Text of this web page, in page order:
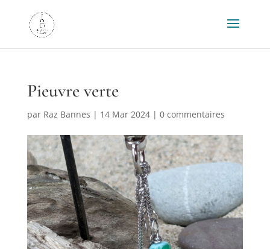
Pieuvre verte
par Raz Bannes | 14 Mar 2024| 0 commentaires